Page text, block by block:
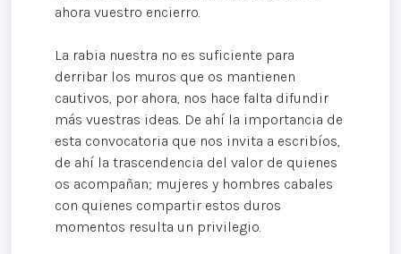
ahora vuestro encierro.
La rabia nuestra no es suficiente para
derribar los muros que os mantienen
cautivos, por ahora, nos hace falta difundir
más vuestras ideas. De ahí la importancia de
esta convocatoria que nos invita a escribíos,
de ahí la trascendencia del valor de quienes
os acompañan; mujeres y hombres cabales
con quienes compartir estos duros
momentos resulta un privilegio.